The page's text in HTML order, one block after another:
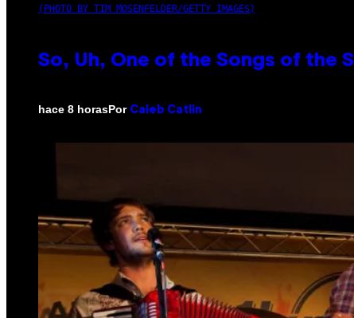
(PHOTO BY TIM MOSENFELDER/GETTY IMAGES)
So, Uh, One of the Songs of the
hace 8 horasPor Caleb Catlin